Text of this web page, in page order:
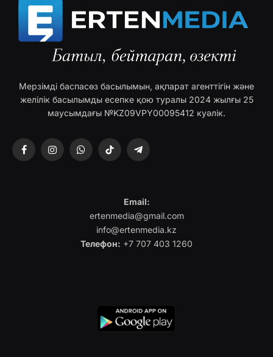
Мерзімді баспасөз басылымын, ақпарат агенттігін және
желілік басылымды есепке қою туралы 2024 жылғы 25
маусымдағы №KZ09VPY00095412 куәлік.
FacebookInstagramWhatsAppTikTok Telegram
Email:
ertenmedia@gmail.com
info@ertenmedia.kz
Телефон: +7 707 403 1260